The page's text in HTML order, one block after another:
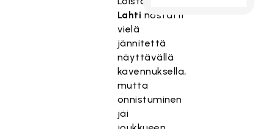
Lahti nostatti
vielä
jännitettä
näyttävällä
kavennuksella,
mutta
onnistuminen
jäi